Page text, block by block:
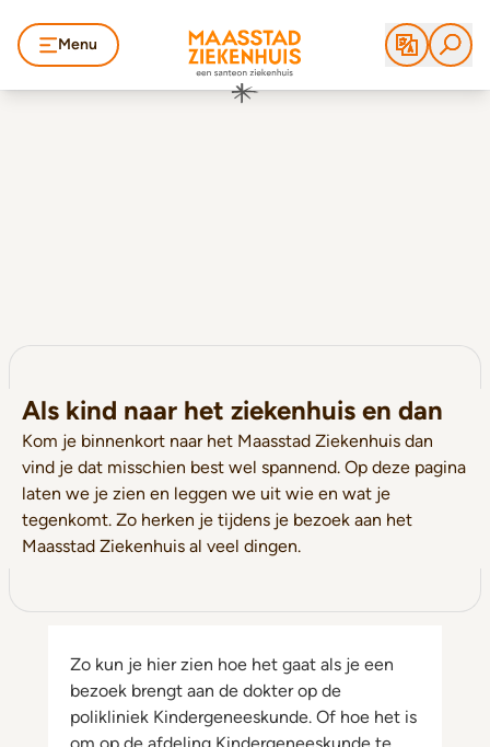
Menu
Als kind naar het ziekenhuis en dan
Kom je binnenkort naar het Maasstad Ziekenhuis dan
vind je dat misschien best wel spannend. Op deze pagina
laten we je zien en leggen we uit wie en wat je
tegenkomt. Zo herken je tijdens je bezoek aan het
Maasstad Ziekenhuis al veel dingen.
Zo kun je hier zien hoe het gaat als je een
bezoek brengt aan de dokter op de
polikliniek Kindergeneeskunde. Of hoe het is